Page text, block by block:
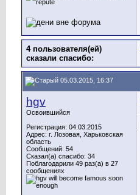
4 пользователя(ей)
сказали cпасибо:
05.03.2015, 16:37
hgv
Освоившийся
Регистрация: 04.03.2015
Адрес: г. Лозовая, Харьковская
область
Сообщений: 54
Сказал(а) спасибо: 34
Поблагодарили 49 раз(а) в 27
сообщениях